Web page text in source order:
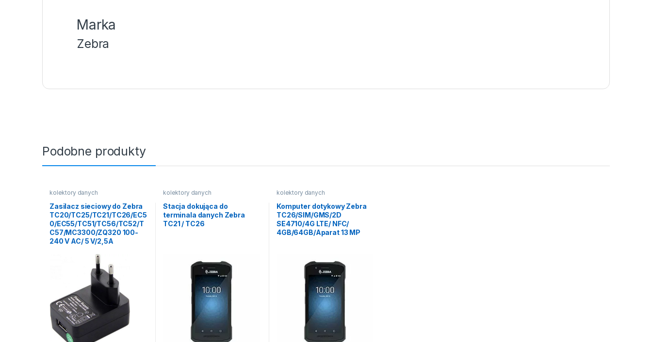
Marka
Zebra
Podobne produkty
kolektory danych
Zasilacz sieciowy do Zebra
TC20/TC25/TC21/TC26/EC5
0/EC55/TC51/TC56/TC52/T
C57/MC3300/ZQ320 100-
240 V AC/ 5 V/2,5A
kolektory danych
Stacja dokująca do
terminala danych Zebra
TC21 / TC26
kolektory danych
Komputer dotykowy Zebra
TC26/SIM/GMS/2D
SE4710/4G LTE/ NFC/
4GB/64GB/Aparat 13 MP